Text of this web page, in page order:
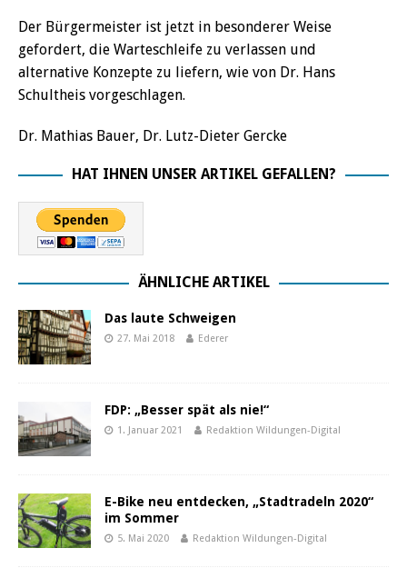
Der Bürgermeister ist jetzt in besonderer Weise
gefordert, die Warteschleife zu verlassen und
alternative Konzepte zu liefern, wie von Dr. Hans
Schultheis vorgeschlagen.
Dr. Mathias Bauer, Dr. Lutz-Dieter Gercke
HAT IHNEN UNSER ARTIKEL GEFALLEN?
ÄHNLICHE ARTIKEL
Das laute Schweigen
27. Mai 2018 Ederer
FDP: „Besser spät als nie!“
1. Januar 2021 Redaktion Wildungen-Digital
E-Bike neu entdecken, „Stadtradeln 2020“
im Sommer
5. Mai 2020 Redaktion Wildungen-Digital